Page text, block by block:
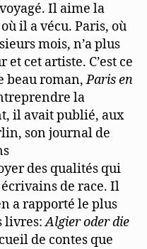
Il aime la
il a vécu. Paris, où
mois, n’a plus
cet artiste. C’est ce
beau roman,Paris en
la
il avait publié, aux
son journal de
des qualités qui
écrivains de race. Il
a rapporté le plus
livres:Algier oder die
de contes que